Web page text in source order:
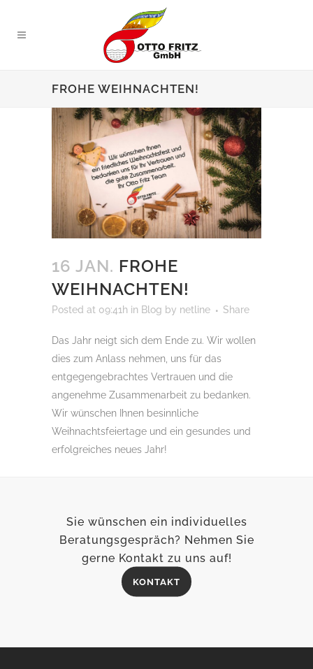
FROHE WEIHNACHTEN!
16 JAN. FROHE
WEIHNACHTEN!
Posted at 09:41h in Blog by netline Share
Das Jahr neigt sich dem Ende zu. Wir wollen
dies zum Anlass nehmen, uns für das
entgegengebrachtes Vertrauen und die
angenehme Zusammenarbeit zu bedanken.
Wir wünschen Ihnen besinnliche
Weihnachtsfeiertage und ein gesundes und
erfolgreiches neues Jahr!
Sie wünschen ein individuelles
Beratungsgespräch? Nehmen Sie
gerne Kontakt zu uns auf!
KONTAKT